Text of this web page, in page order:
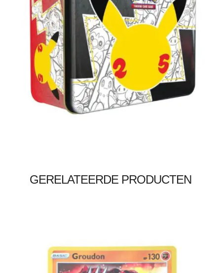
€3.00
GERELATEERDE PRODUCTEN